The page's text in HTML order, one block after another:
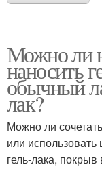
Можно ли
наносить
обычный
лак?
Можно ли
или
гель-лака,